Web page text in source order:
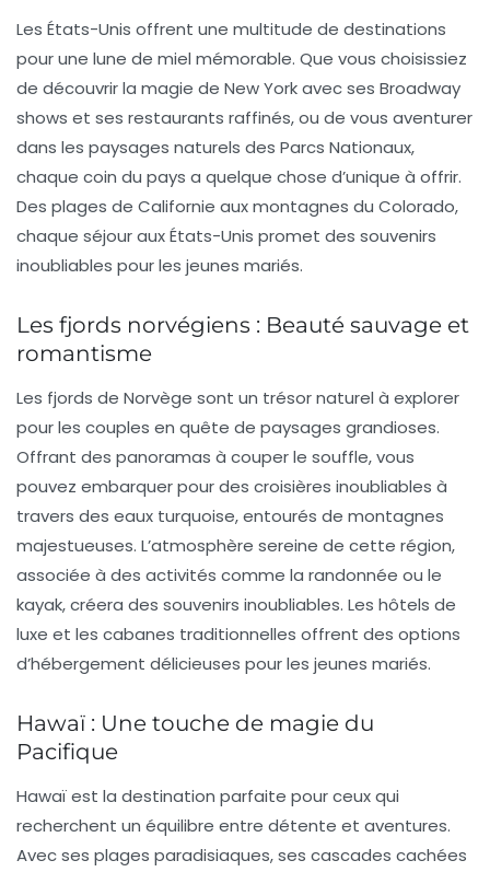
Les États-Unis offrent une multitude de destinations
pour une lune de miel mémorable. Que vous choisissiez
de découvrir la magie de New Yorkavec ses Broadway
shows et ses restaurants raffinés, ou de vous aventurer
dans les paysages naturels des Parcs Nationaux,
chaque coin du pays a quelque chose d’unique à offrir.
Des plages de Californie aux montagnes du Colorado,
chaque séjour aux États-Unis promet des souvenirs
inoubliables pour les jeunes mariés.
Les fjords norvégiens : Beauté sauvage et
romantisme
Les fjords de Norvège sont un trésor naturel à explorer
pour les couples en quête de paysages grandioses.
Offrant des panoramas à couper le souffle, vous
pouvez embarquer pour des croisières inoubliables à
travers des eaux turquoise, entourés de montagnes
majestueuses. L’atmosphère sereine de cette région,
associée à des activités comme la randonnée ou le
kayak, créera des souvenirs inoubliables. Les hôtels de
luxe et les cabanes traditionnelles offrent des options
d’hébergement délicieuses pour les jeunes mariés.
Hawaï : Une touche de magie du
Pacifique
Hawaïest la destination parfaite pour ceux qui
recherchent un équilibre entre détente et aventures.
Avec ses plages paradisiaques, ses cascades cachées